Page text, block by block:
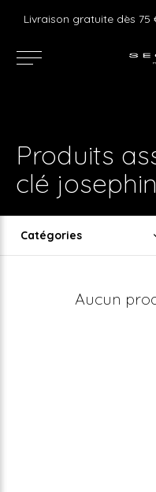
Produits
clé
Catégories
Aucun